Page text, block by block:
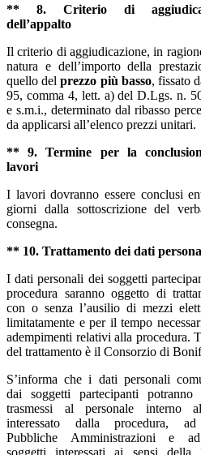
** 8. Criterio di
dell’appalto
Il criterio di aggiudicazione, in
natura e dell’importo della
quello delprezzo più basso, fissato
95, comma 4, lett. a) del D.Lgs. n.
e s.m.i., determinato dal ribasso
da applicarsi all’elenco prezzi unitari.
** 9. Termine per la
lavori
I lavori dovranno essere conclusi
giorni dalla sottoscrizione del
consegna.
** 10. Trattamento dei dati
I dati personali dei soggetti
procedura saranno oggetto di
con o senza l’ausilio di mezzi
limitatamente e per il tempo
adempimenti relativi alla procedura.
del trattamento è il Consorzio di
S’informa che i dati personali
dai soggetti partecipanti potranno
trasmessi al personale interno
interessato dalla procedura,
Pubbliche Amministrazioni e